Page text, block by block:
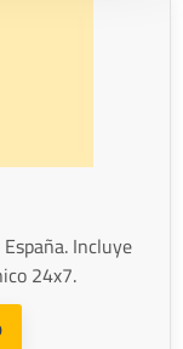
Incluye
24x7.